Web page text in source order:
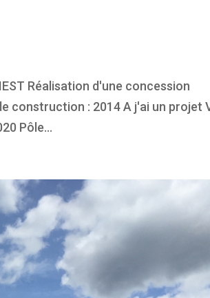
Réalisation d'une concession
construction : 2014 A j'ai un projet
Pôle...